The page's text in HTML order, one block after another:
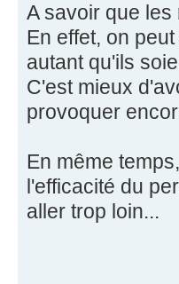
A savoir que
En effet, on
autant qu'ils
C'est mieux
provoquer
En même
l'efficacité du
aller trop loin...